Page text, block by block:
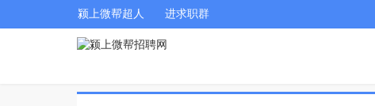
颍上微帮超人 进求职群